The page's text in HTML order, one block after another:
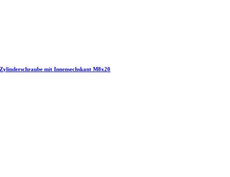
Zylinderschraube mit Innensechskant M8x20